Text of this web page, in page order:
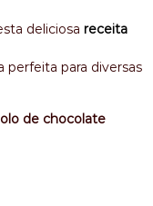
deliciosa receita
para diversas
de chocolate